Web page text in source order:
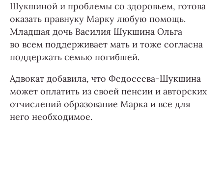
Шукшиной и проблемы со здоровьем, готова
оказать правнуку Марку любую помощь.
Младшая дочь Василия Шукшина Ольга
во всем поддерживает мать и тоже согласна
поддержать семью погибшей.
Адвокат добавила, что Федосеева-Шукшина
может оплатить из своей пенсии и авторских
отчислений образование Марка и все для
него необходимое.